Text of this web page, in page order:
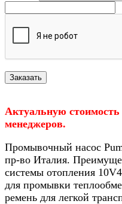
Актуальную стоимость
менеджеров.
Промывочный насос
пр-во Италия.
системы отопления
для промывки
ремень для легкой